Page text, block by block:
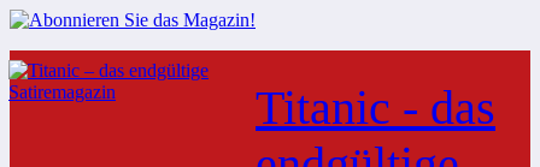
Zum
Inhalt
springen
Titanic - das